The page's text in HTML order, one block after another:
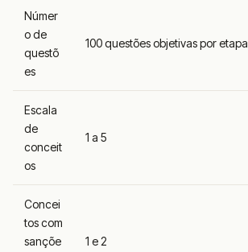
Númer
o de
questõ
es
100 questões objetivas por etapa
Escala
de
conceit
os
1 a 5
Concei
tos com
sançõe
1 e 2